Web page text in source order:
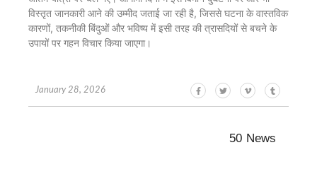
विस्तृत जानकारी आने की उम्मीद जताई जा रही है, जिससे घटना के वास्तविक
कारणों, तकनीकी बिंदुओं और भविष्य में इसी तरह की त्रासदियों से बचने के
उपायों पर गहन विचार किया जाएगा।
January 28, 2026
50 News